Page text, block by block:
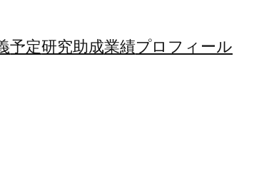
予定研究助成業績プロフィール